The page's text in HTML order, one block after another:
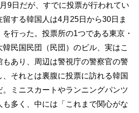
9日だが、すでに投票が行われてい
する韓国人は4月25日から30日ま
行った。投票所の1つである東京・
民国民団（民団）のビル、実はこ
あり、周辺は警視庁の警察官の警
それとは裏腹に投票に訪れる韓国
。ミニスカートやランニングパンツ
も多く、中には「これまで関心がな